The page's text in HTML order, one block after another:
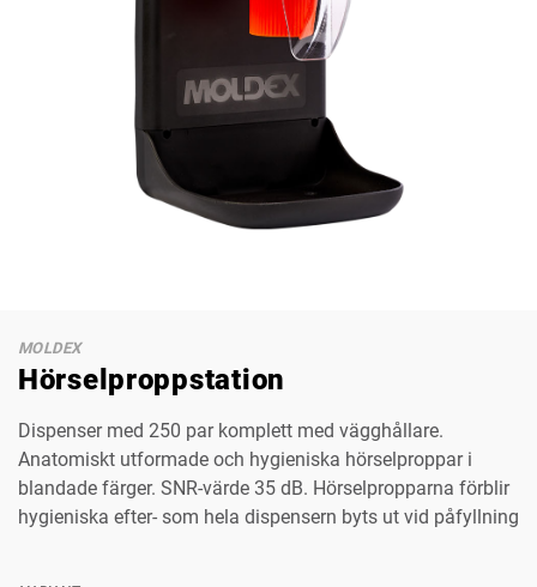
MOLDEX
Hörselproppstation
Dispenser med 250 par komplett med vägghållare.
Anatomiskt utformade och hygieniska hörselproppar i
blandade färger. SNR-värde 35 dB. Hörselpropparna förblir
hygieniska efter- som hela dispensern byts ut vid påfyllning